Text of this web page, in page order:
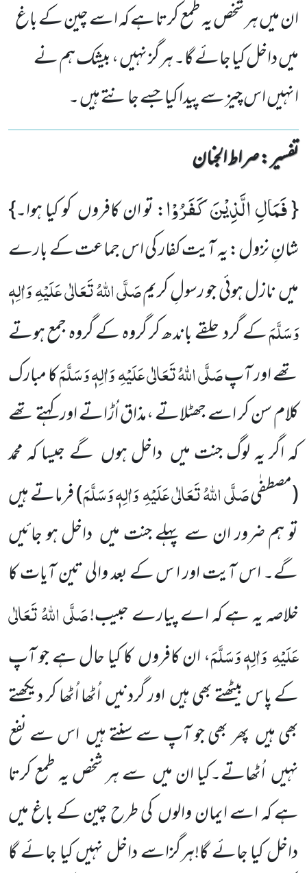
ان میں ہر شخص یہ طمع کرتا ہے کہ اسے چین کے باغ
میں داخل کیا جائے گا۔ ہرگز نہیں ، بیشک ہم نے
انہیں اس چیز سے پیدا کیا جسے جانتے ہیں ۔
تفسیر : ‎صراط الجنان
{فَمَالِ الَّذِیْنَ كَفَرُوْا: تو ان کافروں کو کیا ہوا۔}
شانِ نزول: یہ آیت کفار کی اس جماعت کے بارے
میں نازل ہوئی جو رسولِ کریمصَلَّی اللّٰہُ تَعَالٰی عَلَیْہِوَاٰلِہٖ
وَسَلَّمَکے گرد حلقے باندھ کر گروہ کے گروہ جمع ہوتے
تھے اور آپصَلَّی اللّٰہُ تَعَالٰی عَلَیْہِوَاٰلِہٖ وَسَلَّمَکا مبارک
کلام سن کر اسے جھٹلاتے ،مذاق اُڑاتے اور کہتے تھے
کہ اگر یہ لوگ جنت میں داخل ہوں گے جیسا کہ محمد
(مصطفٰیصَلَّی اللّٰہُ تَعَالٰی عَلَیْہِوَاٰلِہٖ وَسَلَّمَ)فرماتے ہیں
تو ہم ضرور ان سے پہلے جنت میں داخل ہو جائیں
گے۔ اس آیت اور ا س کے بعد والی تین آیات کا
خلاصہ یہ ہے کہ اے پیارے حبیب!صَلَّی اللّٰہُ تَعَالٰی
عَلَیْہِوَاٰلِہٖ وَسَلَّمَ، ان کافروں کا کیا حال ہے جو آپ
کے پاس بیٹھتے بھی ہیں اور گردنیں اُٹھا اُٹھا کر دیکھتے
بھی ہیں پھر بھی جو آپ سے سنتے ہیں اس سے نفع
نہیں اُٹھاتے۔کیا ان میں سے ہر شخص یہ طمع کرتا
ہے کہ اسے ایمان والوں کی طرح چین کے باغ میں
داخل کیا جائے گا!ہرگزاسے داخل نہیں کیا جائے گا